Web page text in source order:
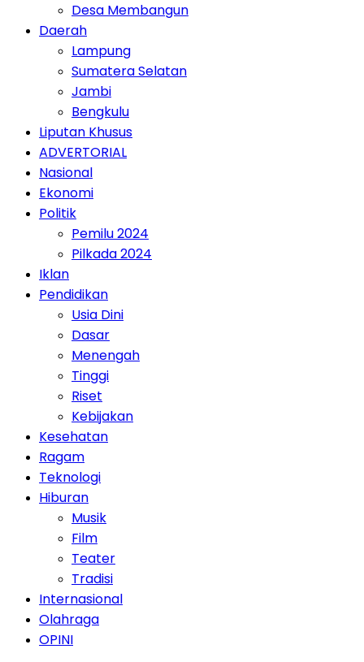
Desa Membangun
Daerah
Lampung
Sumatera Selatan
Jambi
Bengkulu
Liputan Khusus
ADVERTORIAL
Nasional
Ekonomi
Politik
Pemilu 2024
Pilkada 2024
Iklan
Pendidikan
Usia Dini
Dasar
Menengah
Tinggi
Riset
Kebijakan
Kesehatan
Ragam
Teknologi
Hiburan
Musik
Film
Teater
Tradisi
Internasional
Olahraga
OPINI